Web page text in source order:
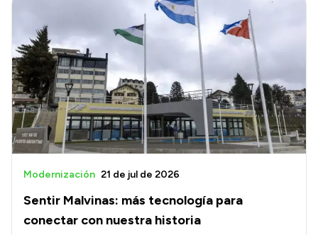
Sentir Malvinas: más tecnología para
conectar con nuestra historia
Modernización 21 de jul de 2026